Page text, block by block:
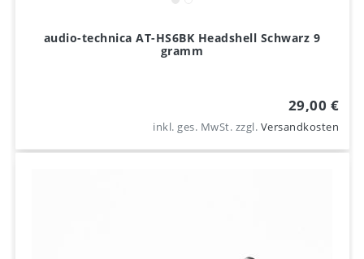
audio-technica AT-HS6BK Headshell Schwarz 9
gramm
29,00 €
inkl. ges. MwSt. zzgl. Versandkosten